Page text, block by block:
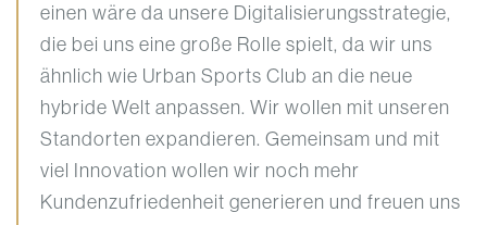
einen wäre da unsere Digitalisierungsstrategie,
die bei uns eine große Rolle spielt, da wir uns
ähnlich wie Urban Sports Club an die neue
hybride Welt anpassen. Wir wollen mit unseren
Standorten expandieren. Gemeinsam und mit
viel Innovation wollen wir noch mehr
Kundenzufriedenheit generieren und freuen uns